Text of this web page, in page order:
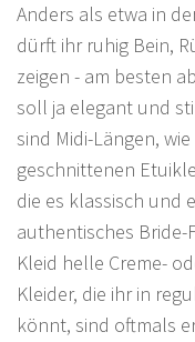
Anders als etwa in
dürft ihr ruhig Bein,
zeigen - am besten
soll ja elegant und
sind Midi-Längen,
geschnittenen
die es klassisch und
authentisches
Kleid helle Creme-
Kleider, die ihr in
könnt, sind oftmals